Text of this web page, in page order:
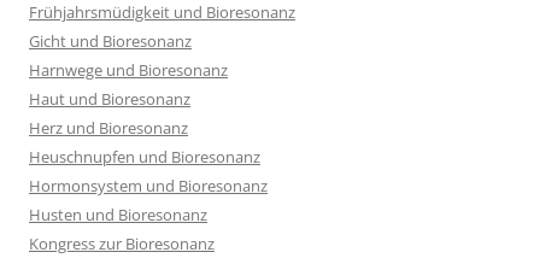
Frühjahrsmüdigkeit und Bioresonanz
Gicht und Bioresonanz
Harnwege und Bioresonanz
Haut und Bioresonanz
Herz und Bioresonanz
Heuschnupfen und Bioresonanz
Hormonsystem und Bioresonanz
Husten und Bioresonanz
Kongress zur Bioresonanz